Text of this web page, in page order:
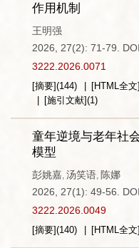
作用机制
王明强
2026, 27(2): 71-79.
3222.2026.0071
[摘要](144) [HTML全文]
[施引文献](1)
童年逆境与老年社
模型
彭姚嘉, 汤笑语, 陈娜
2026, 27(1): 49-56.
3222.2026.0049
[摘要](140) [HTML全文]